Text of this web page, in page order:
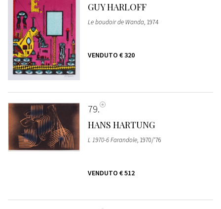
GUY HARLOFF
Le boudoir de Wanda, 1974
VENDUTO € 320
79
HANS HARTUNG
L 1970-6 Farandole, 1970/‘76
VENDUTO € 512